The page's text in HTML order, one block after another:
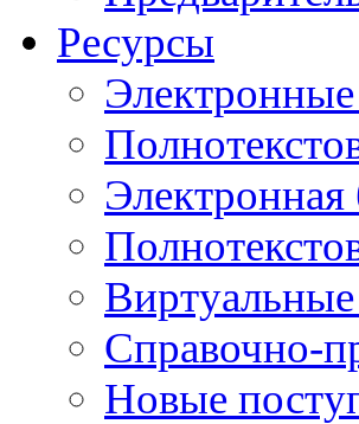
Ресурсы
Электронные
Электронная
Справочно-
Новые